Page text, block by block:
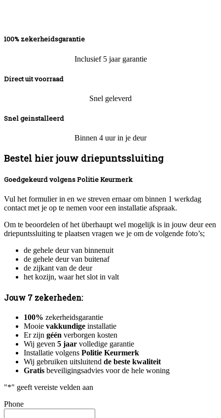
100% zekerheidsgarantie
Inclusief 5 jaar garantie
Direct uit voorraad
Snel geleverd
Snel geinstalleerd
Binnen 4 uur in je deur
Bestel hier jouw driepuntssluiting
Goedgekeurd volgens Politie Keurmerk
Vul het formulier in en we streven ernaar om binnen 1 werkdag
contact met je op te nemen voor een installatie afspraak.
Om te beoordelen of het überhaupt wel mogelijk is in jouw deur een
driepuntssluiting te plaatsen vragen we je om de volgende foto’s;
de gehele deur van binnenuit
de gehele deur van buitenaf
de zijkant van de deur
het kozijn, waar het slot in valt
Jouw 7 zekerheden:
100% zekerheidsgarantie
Mooie vakkundige installatie
Er zijn géén verborgen kosten
Wij geven 5 jaar volledige garantie
Installatie volgens Politie Keurmerk
Wij gebruiken uitsluitend de beste kwaliteit
Gratis beveiligingsadvies voor de hele woning
"*" geeft vereiste velden aan
Phone